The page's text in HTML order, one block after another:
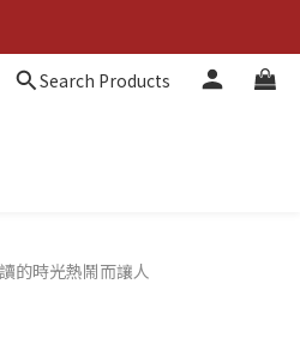
Search Products
的時光熱鬧而讓人